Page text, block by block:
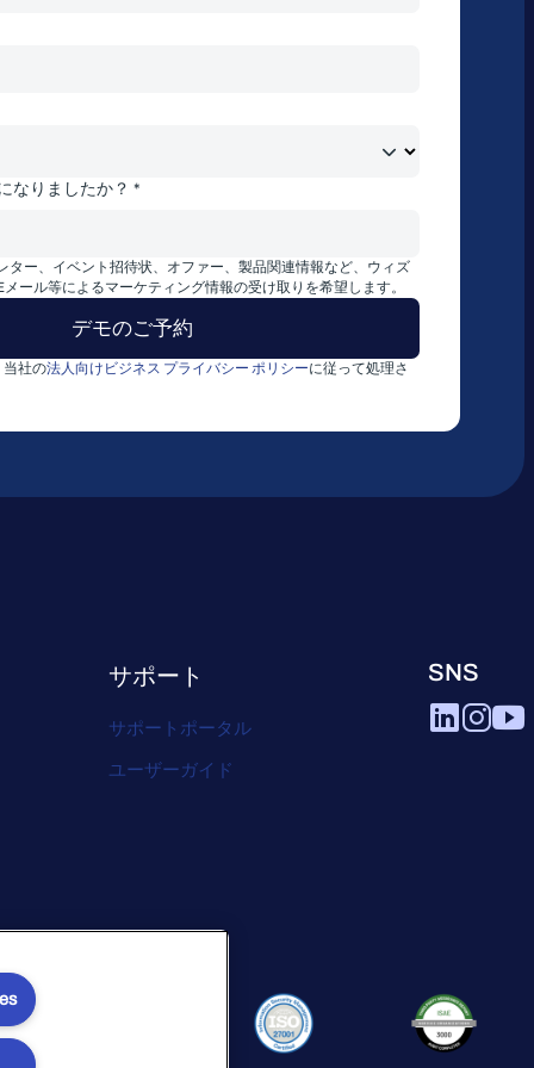
なりましたか？ *
ター、イベント招待状、オファー、製品関連情報など、ウィズ
ール等によるマーケティング情報の受け取りを希望します。
当社の法人向けビジネス プライバシー ポリシーに従って処理さ
サポート
サポートポータル
ユーザーガイド
SNS